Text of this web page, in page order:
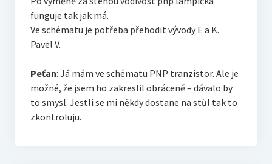
funguje tak jak má.
Ve schématu je potřeba přehodit vývody E a K.
Pavel V.
Peťan: Já mám ve schématu PNP tranzistor. Ale je
možné, že jsem ho zakreslil obráceně – dávalo by
to smysl. Jestli se mi někdy dostane na stůl tak to
zkontroluju.